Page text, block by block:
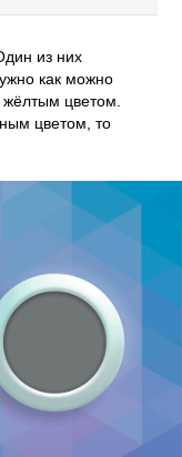
из них
как можно
жёлтым цветом.
цветом, то